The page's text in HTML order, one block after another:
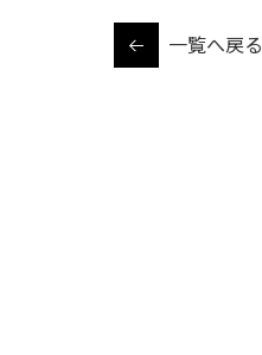
一覧へ戻る